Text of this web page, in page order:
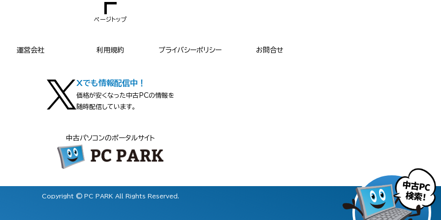
ページトップ
運営会社 利用規約 プライバシーポリシー お問合せ
Xでも情報配信中！
価格が安くなった中古PCの情報を
随時配信しています。
中古パソコンのポータルサイト
Copyright © PC PARK All Rights Reserved.